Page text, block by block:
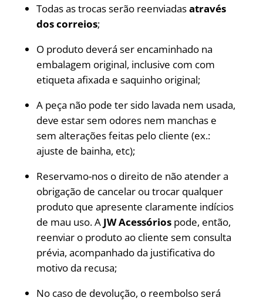
Todas as trocas serão reenviadasatravés
dos correios;
O produto deverá ser encaminhado na
embalagem original, inclusive com com
etiqueta afixada e saquinho original;
A peça não pode ter sido lavada nem usada,
deve estar sem odores nem manchas e
sem alterações feitas pelo cliente (ex.:
ajuste de bainha, etc);
Reservamo-nos o direito de não atender a
obrigação de cancelar ou trocar qualquer
produto que apresente claramente indícios
de mau uso. A JW Acessóriospode, então,
reenviar o produto ao cliente sem consulta
prévia, acompanhado da justificativa do
motivo da recusa;
No caso de devolução, o reembolso será